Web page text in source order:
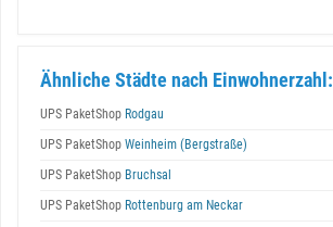
Ähnliche Städte nach Einwohnerzahl:
UPS PaketShop Rodgau
UPS PaketShop Weinheim (Bergstraße)
UPS PaketShop Bruchsal
UPS PaketShop Rottenburg am Neckar